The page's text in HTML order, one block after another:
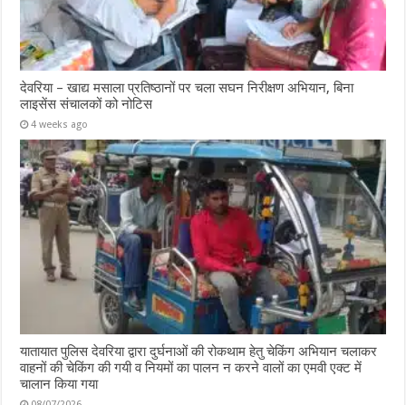
देवरिया – खाद्य मसाला प्रतिष्ठानों पर चला सघन निरीक्षण अभियान, बिना
लाइसेंस संचालकों को नोटिस
4 weeks ago
यातायात पुलिस देवरिया द्वारा दुर्घनाओं की रोकथाम हेतु चेकिंग अभियान चलाकर
वाहनों की चेकिंग की गयी व नियमों का पालन न करने वालों का एमवी एक्ट में
चालान किया गया